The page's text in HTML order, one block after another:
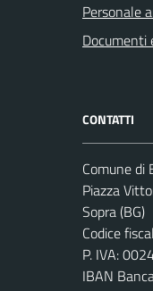
Personale
Documenti
CONTATTI
Comune di
Piazza
Sopra (BG)
Codice
P. IVA:
IBAN